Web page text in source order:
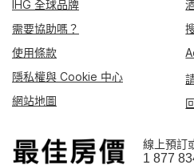
IHG 全球品牌
需要協助嗎？
使用條款
隱私權與 Cookie 中心
網站地圖
線上預訂
1 877